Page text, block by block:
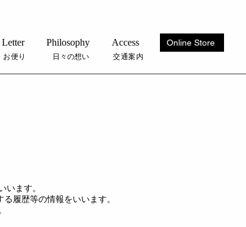
Letter Philosophy Access Online Store
お便り 日々の想い 交通案内
います。
履歴等の情報をいいます。